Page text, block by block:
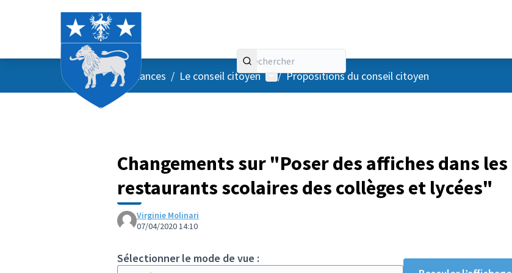
AccueilMenu principal
/ Vos instances / Le conseil citoyen Menu utilisateur
/ Propositions du conseil citoyen
Changements sur "Poser des affiches dans les
restaurants scolaires des collèges et lycées"
Virginie Molinari
07/04/2020 14:10
Sélectionner le mode de vue :